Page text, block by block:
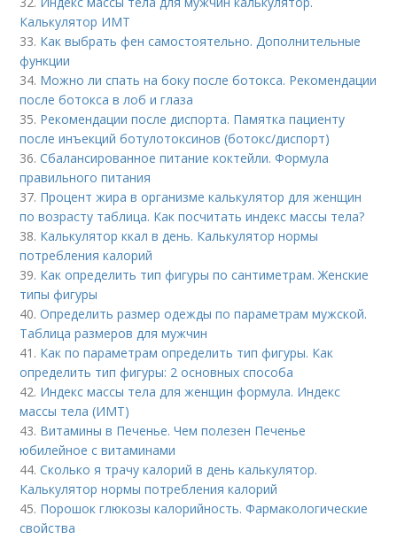
Калькулятор ИМТ
33. Как выбрать фен самостоятельно. Дополнительные
функции
34. Можно ли спать на боку после ботокса. Рекомендации
после ботокса в лоб и глаза
35. Рекомендации после диспорта. Памятка пациенту
после инъекций ботулотоксинов (ботокс/диспорт)
36.Сбалансированное питание коктейли. Формула
правильного питания
37. Процент жира в организме калькулятор для женщин
по возрасту таблица. Как посчитать индекс массы тела?
38. Калькулятор ккал в день. Калькулятор нормы
потребления калорий
39. Как определить тип фигуры по сантиметрам. Женские
типы фигуры
40.Определить размер одежды по параметрам мужской.
Таблица размеров для мужчин
41. Как по параметрам определить тип фигуры. Как
определить тип фигуры: 2 основных способа
42. Индекс массы тела для женщин формула. Индекс
массы тела (ИМТ)
43. Витамины в Печенье. Чем полезен Печенье
юбилейное с витаминами
44.Сколько я трачу калорий в день калькулятор.
Калькулятор нормы потребления калорий
45. Порошок глюкозы калорийность. Фармакологические
свойства